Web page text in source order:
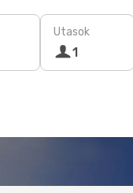
Utasok
1